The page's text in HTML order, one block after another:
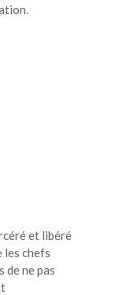
et libéré
les chefs
de ne pas